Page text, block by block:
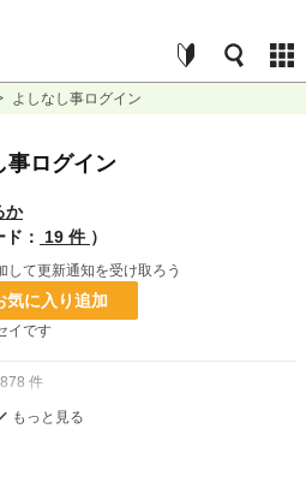
よしなし事ログイン
事ログイン
か
ド：
19 件 ）
して更新通知を受け取ろう
気に入り追加
イです
件